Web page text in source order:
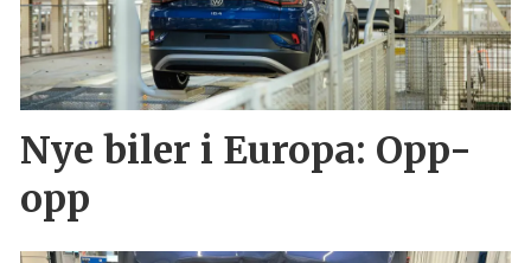
Nye biler i Europa: Opp-
opp